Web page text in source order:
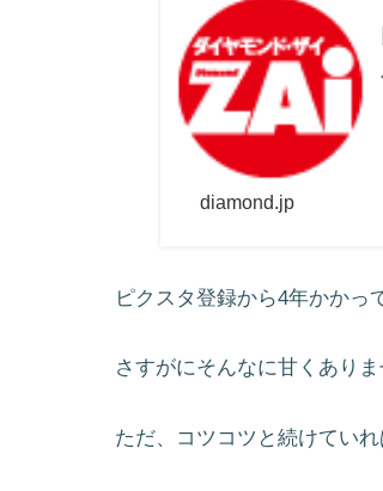
diamond.jp
ピクスタ登録から4年かかっ
さすがにそんなに甘くありま
ただ、コツコツと続けてい